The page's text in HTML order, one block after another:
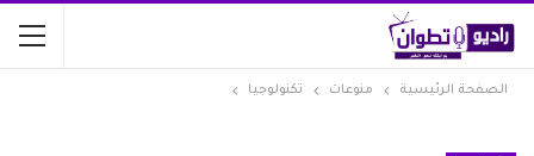
الصفحة الرئيسية منوعات تكنولوجيا